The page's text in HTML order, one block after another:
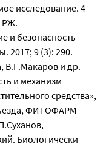
исследование. 4
РЖ.
и безопасность
2017; 9 (3): 290.
В.Г.Макаров и др.
и механизм
средства»,
ФИТОФАРМ
Биологически